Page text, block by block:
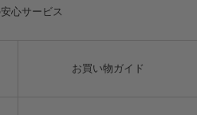
心サービス
お買い物ガイド